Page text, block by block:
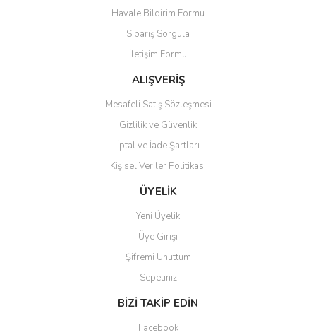
Ürün açıklamasında eksik bilgiler bulunuyor.
Ürün bilgilerinde hatalar bulunuyor.
Ürün fiyatı diğer sitelerden daha pahalı.
Bu ürüne benzer farklı alternatifler olmalı.
Gönder
Havale Bildirim Formu
Sipariş Sorgula
İletişim Formu
ALIŞVERİŞ
Mesafeli Satış Sözleşmesi
Gizlilik ve Güvenlik
İptal ve İade Şartları
Kişisel Veriler Politikası
ÜYELİK
Yeni Üyelik
Üye Girişi
Şifremi Unuttum
Sepetiniz
BİZİ TAKİP EDİN
Facebook